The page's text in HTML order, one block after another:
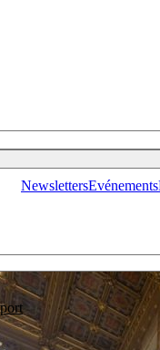
NewslettersEvénements